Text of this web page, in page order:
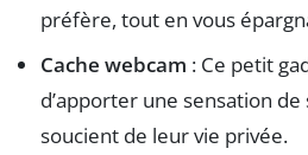
préfère, tout en vous
Cache webcam : Ce petit
d’apporter une sensation
soucient de leur vie privée.